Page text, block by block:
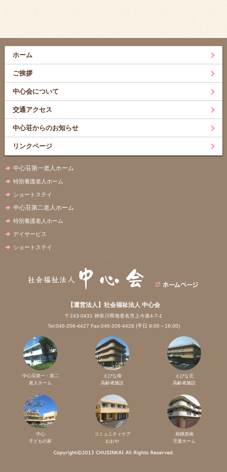
ホーム
ご挨拶
中心会について
交通アクセス
中心荘からのお知らせ
リンクページ
中心荘第一老人ホーム
特別養護老人ホーム
ショートステイ
中心荘第二老人ホーム
特別養護老人ホーム
デイサービス
ショートステイ
【運営法人】社会福祉法人 中心会
〒243-0431 神奈川県海老名市上今泉4-7-1
Tel:046-206-4427 Fax:046-206-4428 (平日 9:00～18:00)
中心荘第一・第二
老人ホーム
えびな南
高齢者施設
えびな北
高齢者施設
中心
子どもの家
コミュニティケア
おおや
相模原南
児童ホーム